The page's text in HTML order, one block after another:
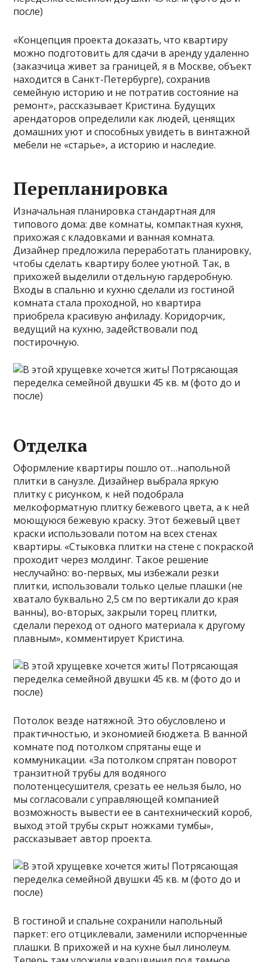
«Концепция проекта доказать, что квартиру
можно подготовить для сдачи в аренду удаленно
(заказчица живет за границей, я в Москве, объект
находится в Санкт-Петербурге), сохранив
семейную историю и не потратив состояние на
ремонт», рассказывает Кристина. Будущих
арендаторов определили как людей, ценящих
домашних уют и способных увидеть в винтажной
мебели не «старье», а историю и наследие.
Перепланировка
Изначальная планировка стандартная для
типового дома: две комнаты, компактная кухня,
прихожая с кладовками и ванная комната.
Дизайнер предложила переработать планировку,
чтобы сделать квартиру более уютной. Так, в
прихожей выделили отдельную гардеробную.
Входы в спальню и кухню сделали из гостиной
комната стала проходной, но квартира
приобрела красивую анфиладу. Коридорчик,
ведущий на кухню, задействовали под
постирочную.
Отделка
Оформление квартиры пошло от…напольной
плитки в санузле. Дизайнер выбрала яркую
плитку с рисунком, к ней подобрала
мелкоформатную плитку бежевого цвета, а к ней
моющуюся бежевую краску. Этот бежевый цвет
краски использовали потом на всех стенах
квартиры. «Стыковка плитки на стене с покраской
проходит через молдинг. Такое решение
неслучайно: во-первых, мы избежали резки
плитки, использовали только целые плашки (не
хватало буквально 2,5 см по вертикали до края
ванны), во-вторых, закрыли торец плитки,
сделали переход от одного материала к другому
плавным», комментирует Кристина.
Потолок везде натяжной. Это обусловлено и
практичностью, и экономией бюджета. В ванной
комнате под потолком спрятаны еще и
коммуникации. «За потолком спрятан поворот
транзитной трубы для водяного
полотенцесушителя, срезать ее нельзя было, но
мы согласовали с управляющей компанией
возможность вывести ее в сантехнический короб,
выход этой трубы скрыт ножками тумбы»,
рассказывает автор проекта.
В гостиной и спальне сохранили напольный
паркет: его отциклевали, заменили испорченные
плашки. В прихожей и на кухне был линолеум.